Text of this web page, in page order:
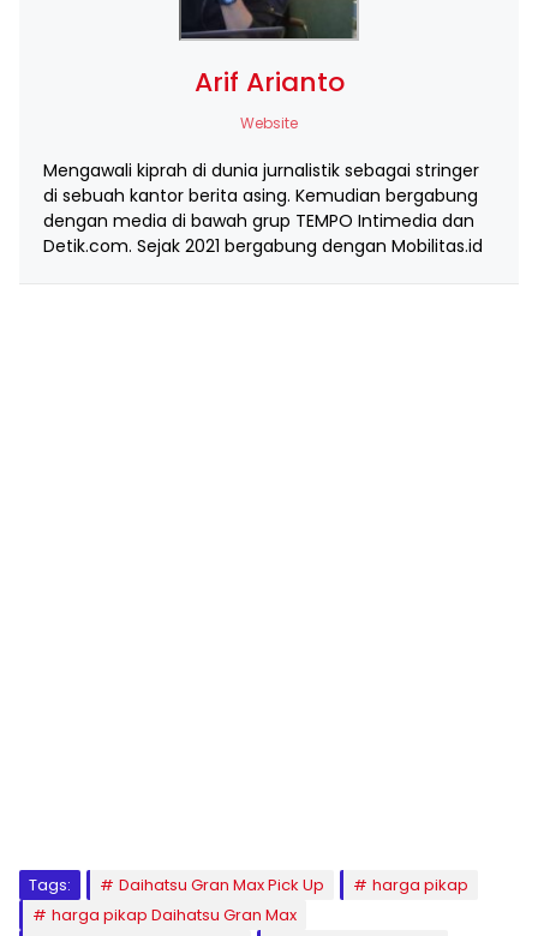
Arif Arianto
Website
Mengawali kiprah di dunia jurnalistik sebagai stringer
di sebuah kantor berita asing. Kemudian bergabung
dengan media di bawah grup TEMPO Intimedia dan
Detik.com. Sejak 2021 bergabung dengan Mobilitas.id
Tags: Daihatsu Gran Max Pick Up
harga pikap
harga pikap Daihatsu Gran Max